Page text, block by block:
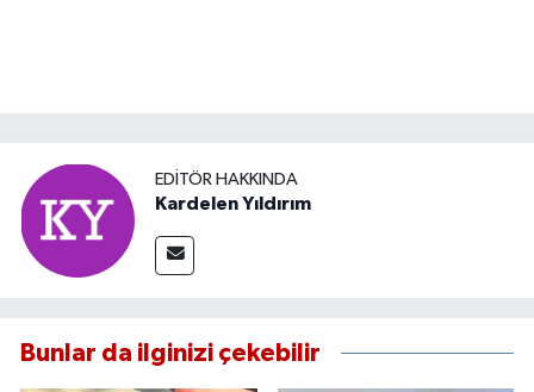
EDITÖR HAKKINDA
Kardelen Yıldırım
Bunlar da ilginizi çekebilir